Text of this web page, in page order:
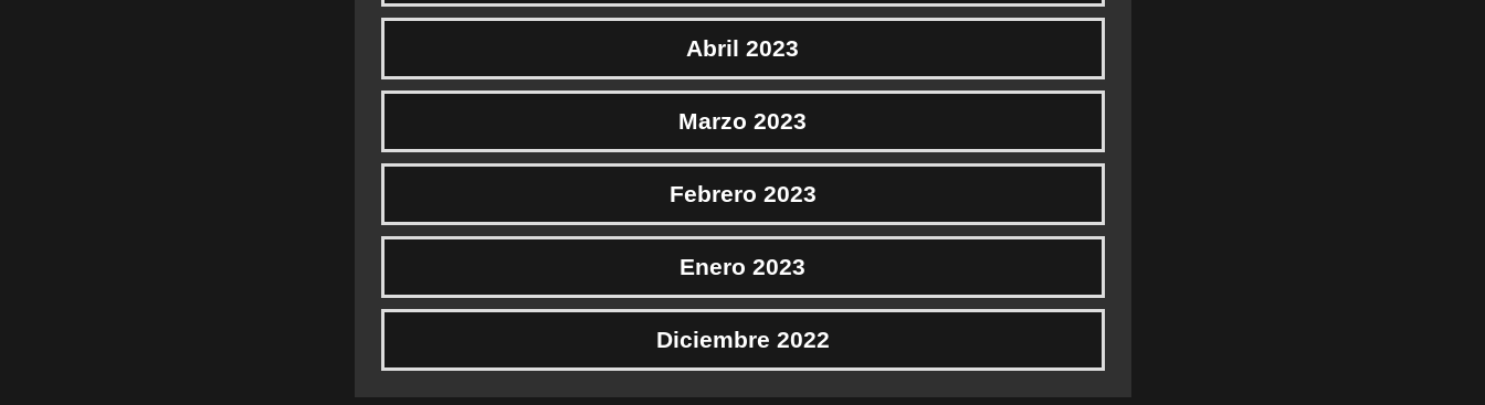
Abril 2023
Marzo 2023
Febrero 2023
Enero 2023
Diciembre 2022